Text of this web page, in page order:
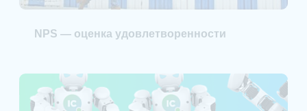
NPS — оценка удовлетворенности